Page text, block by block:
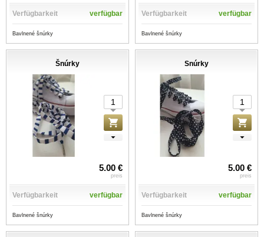
Verfügbarkeit verfügbar
Bavlnené šnúrky
Verfügbarkeit verfügbar
Bavlnené šnúrky
Šnúrky
5.00 €
preis
Verfügbarkeit verfügbar
Bavlnené šnúrky
Snúrky
5.00 €
preis
Verfügbarkeit verfügbar
Bavlnené šnúrky